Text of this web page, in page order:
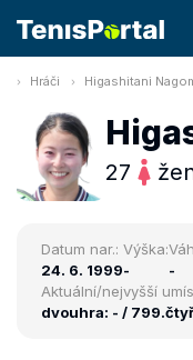
Hráči Higashitani
27
Datum nar.:
24. 6. 1999
Výška:
-
-
Aktuální/nejvyšší
dvouhra: - / 799.